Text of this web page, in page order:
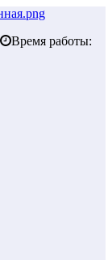
Время работы: